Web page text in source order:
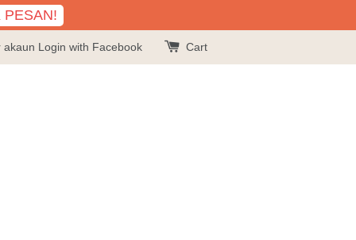
PESAN!
akaun Login with Facebook Cart